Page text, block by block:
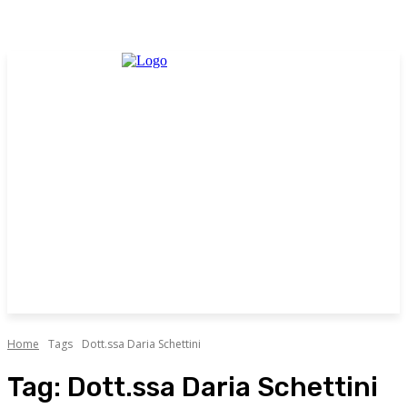
Home Tags Dott.ssa Daria Schettini
Tag: Dott.ssa Daria Schettini